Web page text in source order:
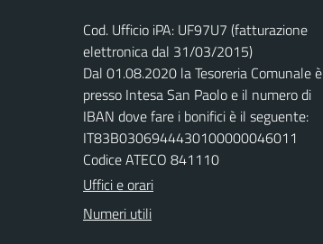
Cod. Ufficio iPA: UF97U7 (fatturazione
elettronica dal 31/03/2015)
Dal 01.08.2020 la Tesoreria Comunale è
presso Intesa San Paolo e il numero di
IBAN dove fare i bonifici è il seguente:
IT83B0306944430100000046011
Codice ATECO 841110
Uffici e orari
Numeri utili